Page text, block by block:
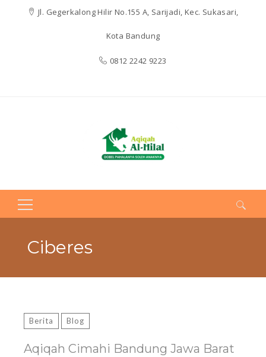
Jl. Gegerkalong Hilir No.155 A, Sarijadi, Kec. Sukasari,
Kota Bandung
0812 2242 9223
Search
Ciberes
Berita Blog
Aqiqah Cimahi Bandung Jawa Barat